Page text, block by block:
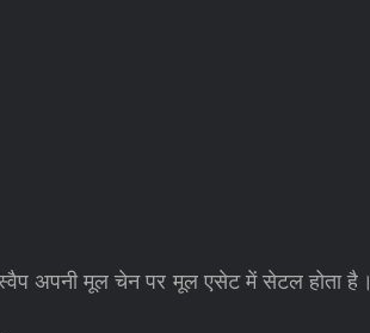
अपनी मूल चेन पर मूल एसेट में सेटल होता है।